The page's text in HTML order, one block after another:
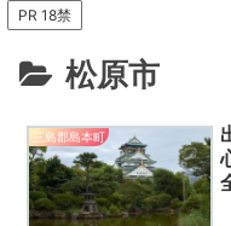
PR 18禁
松原市
三島郡島本町